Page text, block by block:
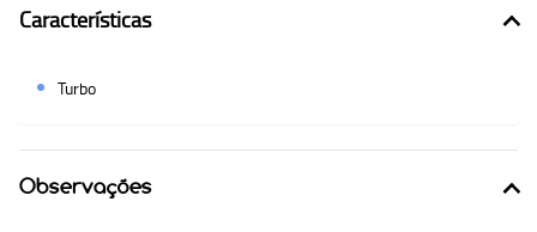
Características
Turbo
Observações